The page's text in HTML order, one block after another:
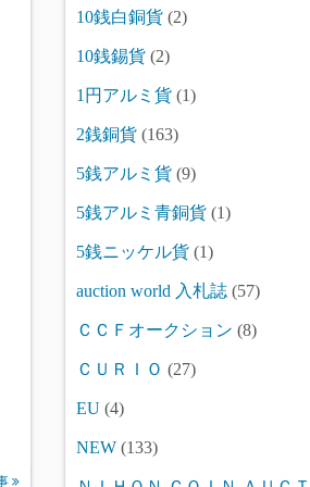
10銭白銅貨 (2)
10銭錫貨 (2)
1円アルミ貨 (1)
2銭銅貨 (163)
5銭アルミ貨 (9)
5銭アルミ青銅貨 (1)
5銭ニッケル貨 (1)
auction world 入札誌 (57)
ＣＣＦオークション (8)
ＣＵＲＩＯ (27)
EU (4)
NEW (133)